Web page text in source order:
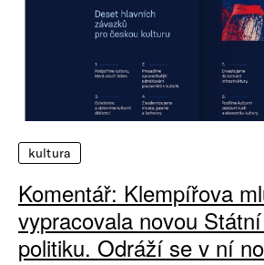
kultura
Komentář: Klempířova
vypracovala novou
politiku. Odráží se v ní